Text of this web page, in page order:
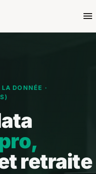
DONNÉE ·
retraite